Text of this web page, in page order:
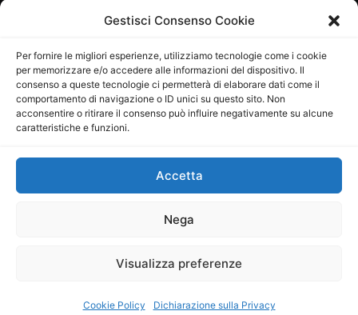
Gestisci Consenso Cookie
Per fornire le migliori esperienze, utilizziamo tecnologie come i cookie
per memorizzare e/o accedere alle informazioni del dispositivo. Il
consenso a queste tecnologie ci permetterà di elaborare dati come il
comportamento di navigazione o ID unici su questo sito. Non
acconsentire o ritirare il consenso può influire negativamente su alcune
caratteristiche e funzioni.
Accetta
Nega
Visualizza preferenze
Cookie Policy Dichiarazione sulla Privacy
29/09/2015
Direttore Editoriale: Maurizio Scaglione
Direttore Responsabile: Maria Calabrese
P.IVA: 06334930820
Mercurio Comunicazione Società Cooperativa a r.l. è
iscritta al Registro degli Operatori di Comunicazione al
Sito gestito daLa Digitale srl–info@ladigitale.it